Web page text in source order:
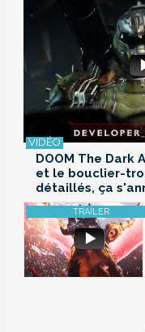
DOOM The Dark
et le bouclier-
détaillés, ça